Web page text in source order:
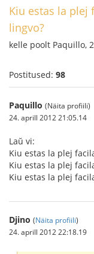
Kiu estas la plej
lingvo?
kelle poolt Paquillo,
Postitused: 98
Paquillo (Näita profiili)
24. aprill 2012 21:05.14
Laŭ vi:
Kiu estas la plej
Kiu estas la plej
Kiu estas la plej
Djino (Näita profiili)
24. aprill 2012 22:18.19